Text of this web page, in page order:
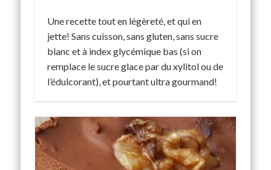
Une recette tout en légèreté, et qui en
jette! Sans cuisson, sans gluten, sans sucre
blanc et à index glycémique bas (si on
remplace le sucre glace par du xylitol ou de
l’édulcorant), et pourtant ultra gourmand!